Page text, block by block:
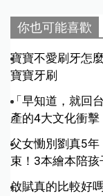
你也可能喜歡
寶寶不愛刷牙怎
寶寶牙刷
「早知道，就回
產的4大文化衝擊
父女慟別劉真5
束！3本繪本陪孩
啟賦真的比較好